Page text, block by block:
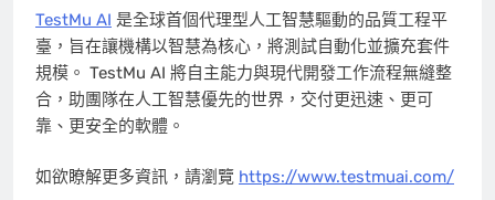
TestMu AI 是全球首個代理型人工智慧驅動的品質工程平
臺，旨在讓機構以智慧為核心，將測試自動化並擴充套件
規模。 TestMu AI 將自主能力與現代開發工作流程無縫整
合，助團隊在人工智慧優先的世界，交付更迅速、更可
靠、更安全的軟體。
如欲瞭解更多資訊，請瀏覽 https://www.testmuai.com/